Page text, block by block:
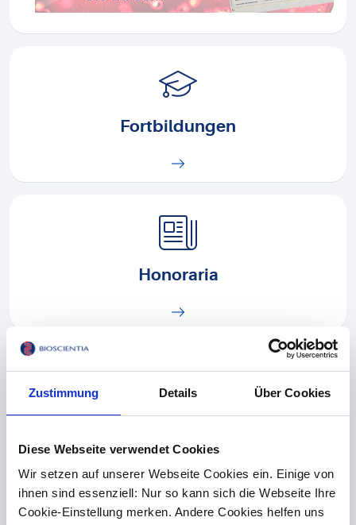
Zustimmung Details Über Cookies
Diese Webseite verwendet Cookies
Wir setzen auf unserer Webseite Cookies ein. Einige von
ihnen sind essenziell: Nur so kann sich die Webseite Ihre
Cookie-Einstellung merken. Andere Cookies helfen uns
Fortbildungen
Honoraria